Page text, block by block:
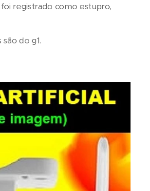
foi registrado como estupro,
do g1.